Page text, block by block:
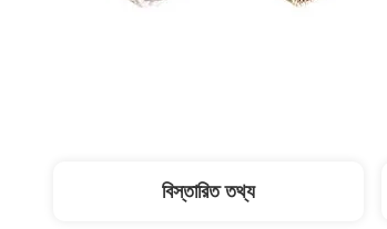
বিস্তারিত তথ্য